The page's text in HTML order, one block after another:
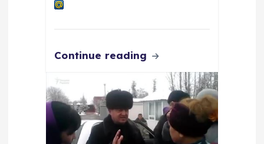
Continue reading